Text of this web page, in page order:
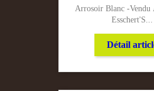
Arrosoir Blanc -
Esschert'S...
Détail